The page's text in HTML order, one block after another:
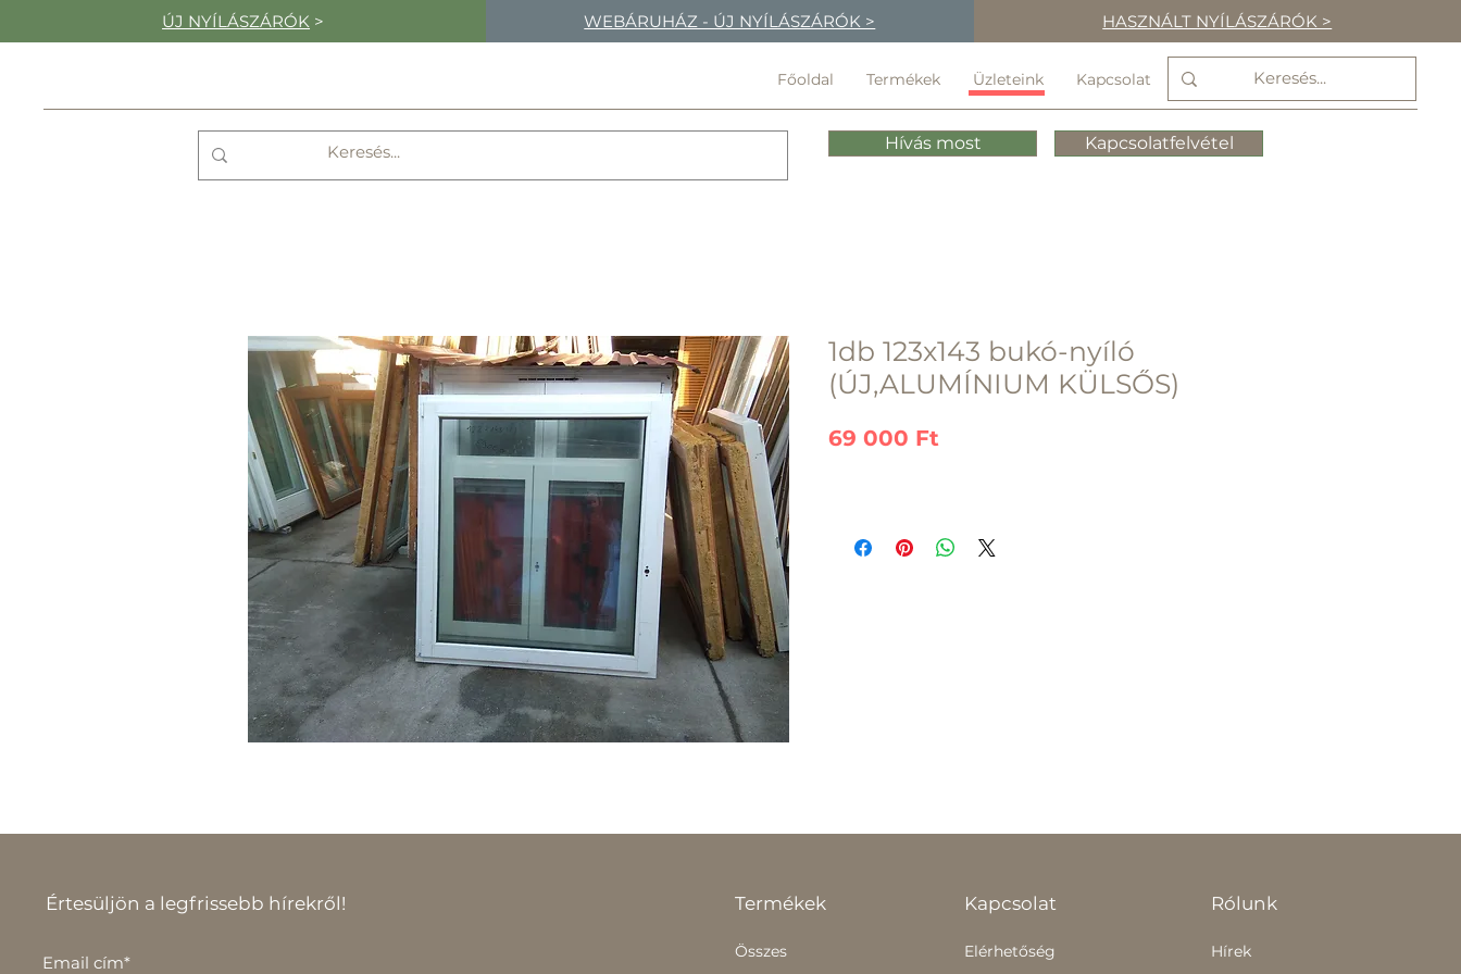
ÚJ NYÍLÁSZÁRÓK > WEBÁRUHÁZ - ÚJ NYÍLÁSZÁRÓK > HASZNÁLT NYÍLÁSZÁRÓK >
Főoldal Termékek Üzleteink Kapcsolat
Hívás most Kapcsolatfelvétel
1db 123x143 bukó-nyíló
(ÚJ,ALUMÍNIUM KÜLSŐS)
69 000 Ft
Értesüljön a legfrissebb hírekről!
Email cím*
Termékek
Összes
Kapcsolat
Elérhetőség
Rólunk
Hírek